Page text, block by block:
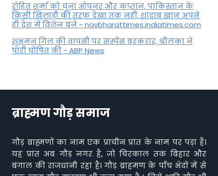
रोहित शर्मा को चुना ओपनर और कप्तान, पाकिस्तान के
किसी खिलाड़ी की तरफ देखा तक नहीं, शादाब खान अपने
ही देश में विलेन बने - navbharattimes.indiatimes.com
शुभमन गिल की वापसी पर सस्पेंस बरकरार, श्रीलंका ने
पारी घोषित की - ABP News
ब्राह्मण गौड़ समाज
गौड़ ब्राह्मणों का नाम एक प्राचीन प्रांत के नाम पर पड़ा है।
यह प्रांत अब गौड़ नगर है, जो चिरकाल तक बिहार और
बंगाल की राजधानी रहा है। गौड़ ब्राहमण के पाँच भेदों में से